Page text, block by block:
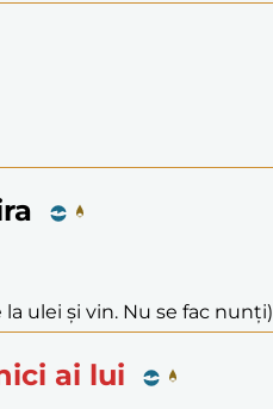
la ulei și vin. Nu se fac nunți)
ai lui